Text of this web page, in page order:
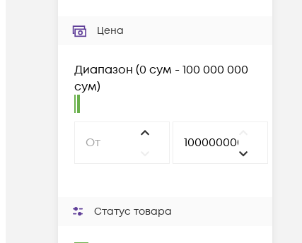
Цена
Диапазон (0 сум - 100 000 000
сум)
Статус товара